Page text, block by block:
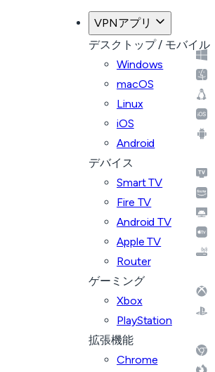
VPNアプリ
デスクトップ / モバイル
Windows
macOS
Linux
iOS
Android
デバイス
Smart TV
Fire TV
Android TV
Apple TV
Router
ゲーミング
Xbox
PlayStation
拡張機能
Chrome